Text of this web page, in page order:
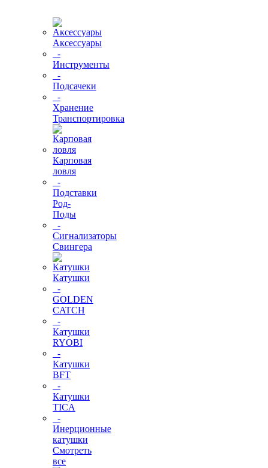
Аксессуары
-
Инструменты
-
Подсачеки
-
Хранение
Транспортировка
Карповая
ловля
-
Подставки
Род-
Поды
-
Сигнализаторы
Свингера
Катушки
-
GOLDEN
CATCH
-
Катушки
RYOBI
-
Катушки
BFT
-
Катушки
TICA
-
Инерционные
катушки
Смотреть
все